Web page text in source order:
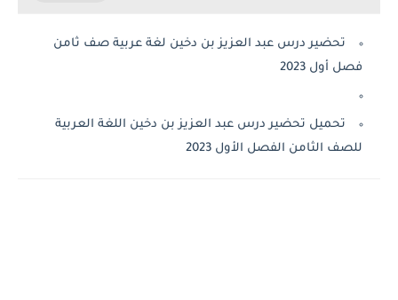
تحضير درس عبد العزيز بن دخين لغة عربية صف ثامن
أول 2023
تحميل تحضير درس عبد العزيز بن دخين اللغة العربية
الثامن الفصل الأول 2023